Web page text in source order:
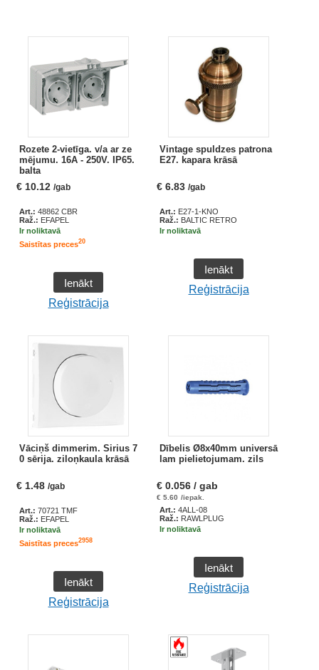
Rozete 2-vietīga. v/a ar ze
mējumu. 16A - 250V. IP65.
balta
€ 10.12 /gab
Art.: 48862 CBR
Raž.: EFAPEL
Ir noliktavā
Saistītas preces20
Ienākt
Reģistrācija
Vintage spuldzes patrona
E27. kapara krāsā
€ 6.83 /gab
Art.: E27-1-KNO
Raž.: BALTIC RETRO
Ir noliktavā
Ienākt
Reģistrācija
Vāciņš dimmerim. Sirius 7
0 sērija. ziloņkaula krāsā
€ 1.48 /gab
Art.: 70721 TMF
Raž.: EFAPEL
Ir noliktavā
Saistītas preces2958
Ienākt
Reģistrācija
Dībelis Ø8x40mm universā
lam pielietojumam. zils
€ 0.056 / gab
€ 5.60 /iepak.
Art.: 4ALL-08
Raž.: RAWLPLUG
Ir noliktavā
Ienākt
Reģistrācija